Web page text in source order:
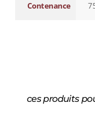
Contenance
ces produits